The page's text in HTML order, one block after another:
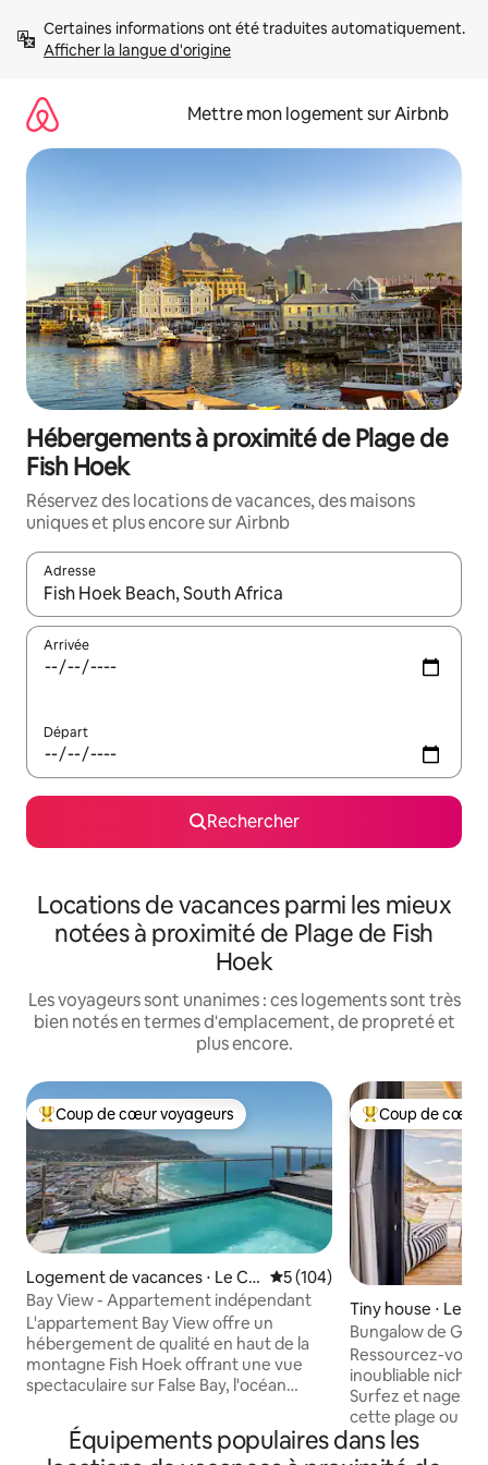
directement
Afficher la langue d'origine
Mettre mon logement sur Airbnb
Hébergements à proximité de Plage de
Fish Hoek
Réservez des locations de vacances, des maisons
uniques et plus encore sur Airbnb
Adresse
Lorsque les résultats s'affichent, utilisez les flèches vers le
Arrivée
Départ
Rechercher
Locations de vacances parmi les mieux
notées à proximité de Plage de Fish
Hoek
Les voyageurs sont unanimes : ces logements sont très
bien notés en termes d'emplacement, de propreté et
plus encore.
Coups de cœur voyageurs les plus appréciés
Coup de cœur voyageurs
Logement de vacances ⋅ Le Ca
p
Évaluation moyenne sur la
5 (104)
Bay View - Appartement indépendant
L'appartement Bay View offre un
hébergement de qualité en haut de la
montagne Fish Hoek offrant une vue
spectaculaire sur False Bay, l'océan
environnantes. Les voyageurs
bénéficient de deux chambres
Coups de cœur
Coup de cœur
Tiny house ⋅ Le
Bungalow de
Ressourcez-vous
inoubliable niché
Surfez et nagez
cette plage ou
la forêt de varech
randonnée sur
Équipements populaires dans les